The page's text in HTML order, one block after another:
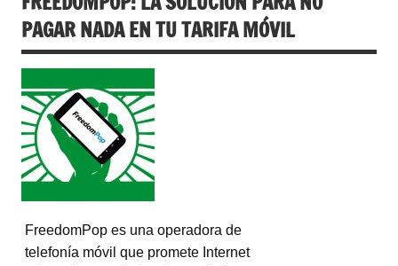
PAGAR NADA EN TU TARIFA MÓVIL
FreedomPop es una operadora de
telefonía móvil que promete Internet